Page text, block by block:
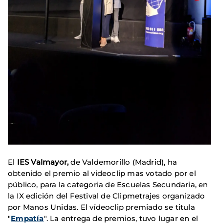
El IES Valmayor,de Valdemorillo (Madrid), ha
obtenido el premio al videoclip mas votado por el
público, para la categoria de Escuelas Secundaria, en
la IX edición del Festival de Clipmetrajes organizado
por Manos Unidas. El vídeoclip premiado se titula
"Empatía". La entrega de premios, tuvo lugar en el